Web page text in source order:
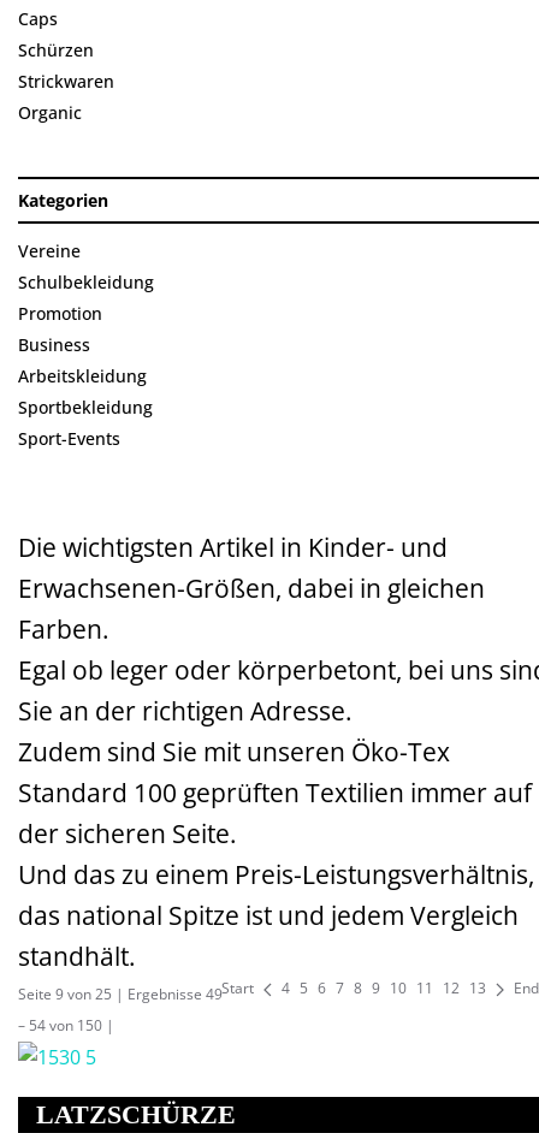
Caps
Schürzen
Strickwaren
Organic
Kategorien
Vereine
Schulbekleidung
Promotion
Business
Arbeitskleidung
Sportbekleidung
Sport-Events
Die wichtigsten Artikel in Kinder- und
Erwachsenen-Größen, dabei in gleichen
Farben.
Egal ob leger oder körperbetont, bei uns
Sie an der richtigen Adresse.
Zudem sind Sie mit unseren Öko-Tex
Standard 100 geprüften Textilien immer auf
der sicheren Seite.
Und das zu einem Preis-Leistungsverhältnis,
das national Spitze ist und jedem Vergleich
standhält.
Start 4 5 6 7 8 9 10 11 12 13
Seite 9 von 25 | Ergebnisse 49
– 54 von 150 |
LATZSCHÜRZE